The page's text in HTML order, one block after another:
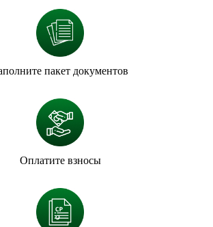
пакет документов
Оплатите взносы